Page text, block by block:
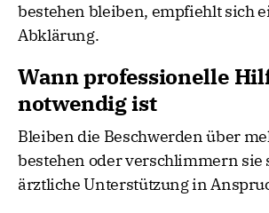
bestehen bleiben, empfiehlt sich
Abklärung.
Wann professionelle
notwendig ist
Bleiben die Beschwerden über
bestehen oder verschlimmern sie
ärztliche Unterstützung in